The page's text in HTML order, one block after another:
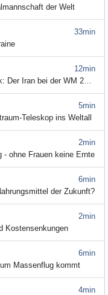
der Welt
33min
12min
Iran bei der WM 2026
5min
Teleskop ins Weltall
2min
- ohne Frauen keine Ernte
6min
der Zukunft?
2min
Kostensenkungen
6min
Massenflug kommt
4min